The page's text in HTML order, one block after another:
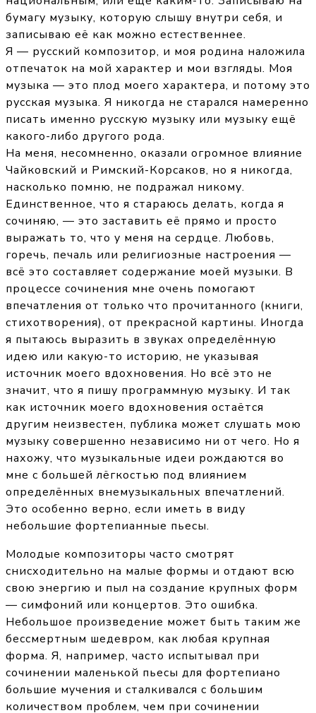
бумагу музыку, которую слышу внутри себя, и
записываю её как можно естественнее.
Я — русский композитор, и моя родина наложила
отпечаток на мой характер и мои взгляды. Моя
музыка — это плод моего характера, и потому это
русская музыка. Я никогда не старался намеренно
писать именно русскую музыку или музыку ещё
какого-либо другого рода.
На меня, несомненно, оказали огромное влияние
Чайковский и Римский-Корсаков, но я никогда,
насколько помню, не подражал никому.
Единственное, что я стараюсь делать, когда я
сочиняю, — это заставить её прямо и просто
выражать то, что у меня на сердце. Любовь,
горечь, печаль или религиозные настроения —
всё это составляет содержание моей музыки. В
процессе сочинения мне очень помогают
впечатления от только что прочитанного (книги,
стихотворения), от прекрасной картины. Иногда
я пытаюсь выразить в звуках определённую
идею или какую-то историю, не указывая
источник моего вдохновения. Но всё это не
значит, что я пишу программную музыку. И так
как источник моего вдохновения остаётся
другим неизвестен, публика может слушать мою
музыку совершенно независимо ни от чего. Но я
нахожу, что музыкальные идеи рождаются во
мне с большей лёгкостью под влиянием
определённых внемузыкальных впечатлений.
Это особенно верно, если иметь в виду
небольшие фортепианные пьесы.
Молодые композиторы часто смотрят
снисходительно на малые формы и отдают всю
свою энергию и пыл на создание крупных форм
— симфоний или концертов. Это ошибка.
Небольшое произведение может быть таким же
бессмертным шедевром, как любая крупная
форма. Я, например, часто испытывал при
сочинении маленькой пьесы для фортепиано
большие мучения и сталкивался с большим
количеством проблем, чем при сочинении